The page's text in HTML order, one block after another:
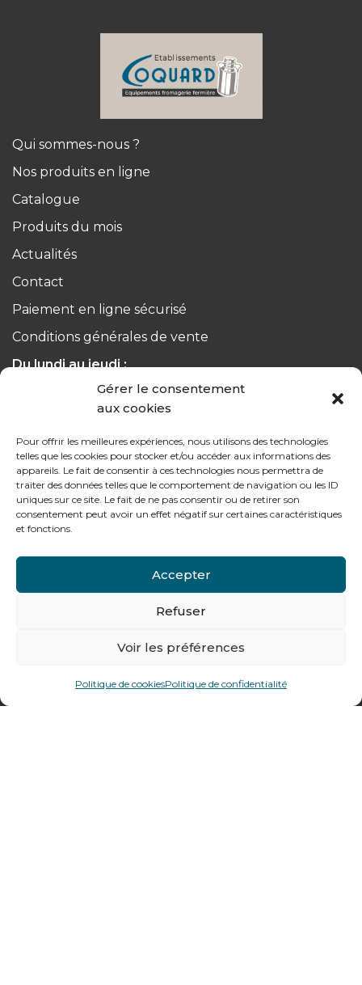
Gérer le consentement
aux cookies
Pour offrir les meilleures expériences, nous utilisons des technologies
telles que les cookies pour stocker et/ou accéder aux informations des
appareils. Le fait de consentir à ces technologies nous permettra de
traiter des données telles que le comportement de navigation ou les ID
uniques sur ce site. Le fait de ne pas consentir ou de retirer son
consentement peut avoir un effet négatif sur certaines caractéristiques
et fonctions.
Accepter
Refuser
Voir les préférences
Politique de cookiesPolitique de confidentialité
Qui sommes-nous ?
Nos produits en ligne
Catalogue
Produits du mois
Actualités
Contact
Paiement en ligne sécurisé
Conditions générales de vente
Du lundi au jeudi :
de 8h à 12h30 et de 13h30 à 17h20
de 8h à 12h30 et de 13h30 à 16h
Contactez-nous
Tél : + 33 (0)4 74 62 81 44
Villefranche sur Saône